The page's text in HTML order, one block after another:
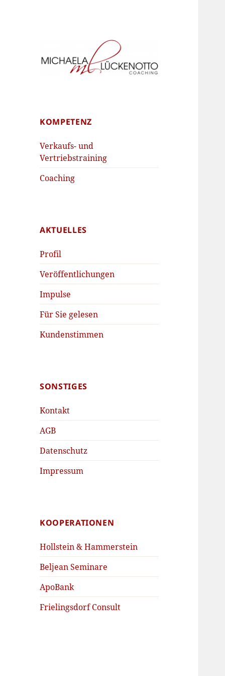
Coaching
KOMPETENZ
Verkaufs- und
Vertriebstraining
Coaching
AKTUELLES
Profil
Veröffentlichungen
Impulse
Für Sie gelesen
Kundenstimmen
SONSTIGES
Kontakt
AGB
Datenschutz
Impressum
KOOPERATIONEN
Hollstein & Hammerstein
Beljean Seminare
ApoBank
Frielingsdorf Consult